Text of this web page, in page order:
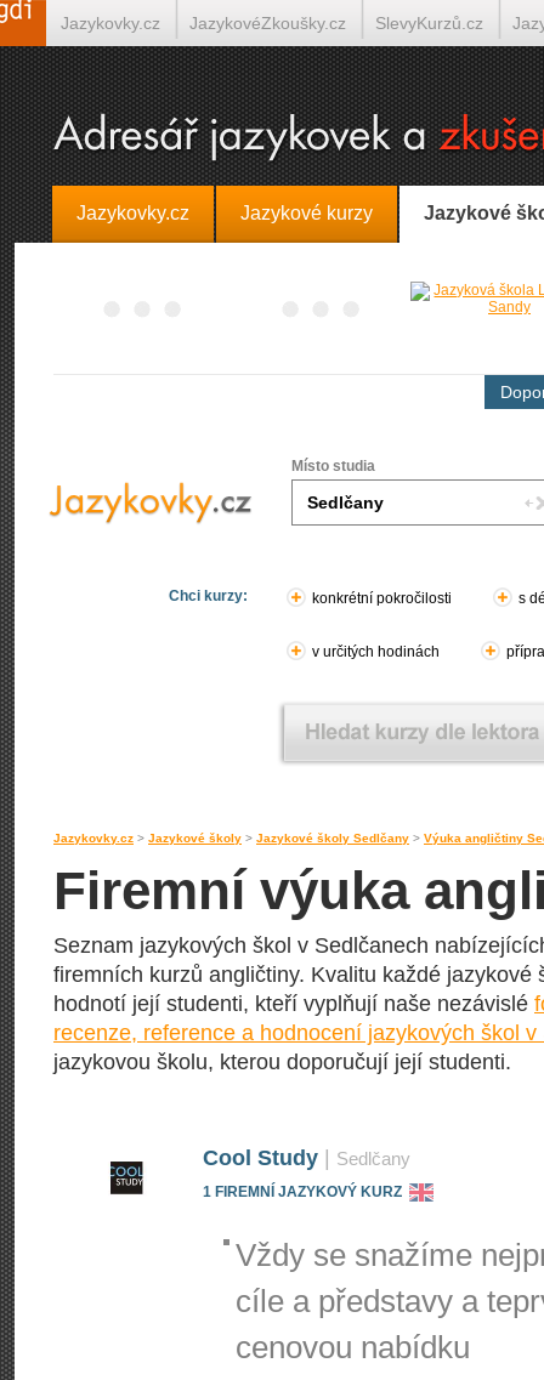
Jazykovky.cz Jazykové kurzy Jazykové
Místo studia
Chci kurzy: konkrétní pokročilosti s
v určitých hodinách
Jazykovky.cz > Jazykové školy > Jazykové školy Sedlčany > Výuka angličtiny
Firemní výuka
Seznam jazykových škol v Sedlčanech
firemních kurzů angličtiny. Kvalitu každé jazykové
hodnotí její studenti, kteří vyplňují naše nezávislé
recenze, reference a hodnocení jazykových škol v
jazykovou školu, kterou doporučují její studenti.
Cool Study Sedlčany
1 FIREMNÍ JAZYKOVÝ KURZ
Vždy se snažíme
cíle a představy a
cenovou nabídku
Jazykovky.cz JazykovéZkoušky.cz SlevyKurzů.cz
Španělština on-line Italština on-line Tlumočení-